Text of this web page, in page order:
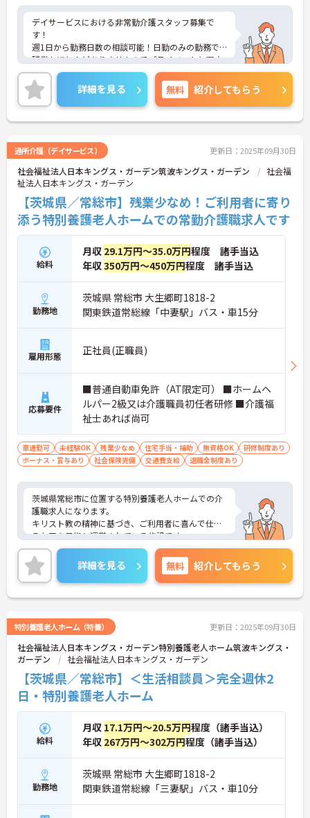
デイサービスにおける非常勤介護スタッフ募集で
す！
週1日から勤務日数の相談可能！日勤のみの勤務で
残業もほとんどありませんのでプライベートと両立
しながらの勤務が可能です！
ご興味ある方には、面接のポイントなど、さらに詳
細をお話致しますのでお気軽にご相談ください。
詳細を見る 無料 紹介してもらう
通所介護（デイサービス） 更新日：2025年09月30日
社会福祉法人日本キングス・ガーデン筑波キングス・ガーデン
社会福
祉法人日本キングス・ガーデン
【茨城県／常総市】残業少なめ！ご利用者に寄り
添う特別養護老人ホームでの常勤介護職求人です
給料
月収 29.1万円～35.0万円程度 諸手当込
年収350万円～450万円程度 諸手当込
勤務地
茨城県 常総市 大生郷町1818-2
関東鉄道常総線「中妻駅」バス・車15分
雇用形態 正社員(正職員)
応募要件
■普通自動車免許（AT限定可） ■ホームヘ
ルパー2級又は介護職員初任者研修 ■介護福
祉士あれば尚可
車通勤可 未経験OK 残業少なめ 住宅手当・補助 無資格OK
研修制度あり
ボーナス・賞与あり
社会保険完備 交通費支給 退職金制度あり
茨城県常総市に位置する特別養護老人ホームでの介
護職求人になります。
キリスト教の精神に基づき、ご利用者に喜んで仕え
るケアを目指し運営されている施設です。
残業が少なめなので働きやすいですよ◎
ご興味のある方には、面接対策ポイントなど、さら
に詳細をお話しいたしますので、お気軽にご相談く
ださい。
詳細を見る 無料 紹介してもらう
特別養護老人ホーム（特養） 更新日：2025年09月30日
社会福祉法人日本キングス・ガーデン特別養護老人ホーム筑波キングス・
ガーデン
社会福祉法人日本キングス・ガーデン
【茨城県／常総市】＜生活相談員＞完全週休2
日・特別養護老人ホーム
給料
月収 17.1万円～20.5万円程度（諸手当込）
年収 267万円～302万円程度（諸手当込）
勤務地
茨城県 常総市 大生郷町1818-2
関東鉄道常総線「三妻駅」バス・車10分